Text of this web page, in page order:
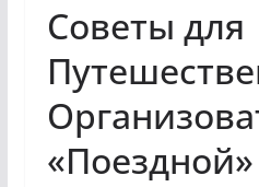
Советы для